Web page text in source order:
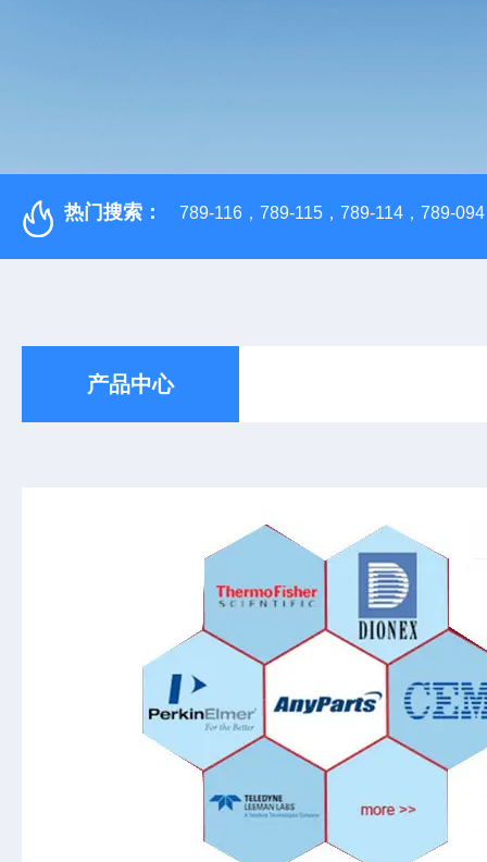
热门搜索： 789-116，789-115，789-114，789-
产品中心